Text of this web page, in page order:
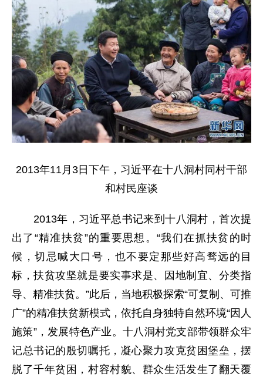
2013年11月3日下午，习近平在十八洞村同村干部
和村民座谈
2013年，习近平总书记来到十八洞村，首次提
出了“精准扶贫”的重要思想。“我们在抓扶贫的时
候，切忌喊大口号，也不要定那些好高骛远的目
标，扶贫攻坚就是要实事求是、因地制宜、分类指
导、精准扶贫。”此后，当地积极探索“可复制、可推
广”的精准扶贫新模式，依托自身独特自然环境“因人
施策”，发展特色产业。十八洞村党支部带领群众牢
记总书记的殷切嘱托，凝心聚力攻克贫困堡垒，摆
脱了千年贫困，村容村貌、群众生活发生了翻天覆